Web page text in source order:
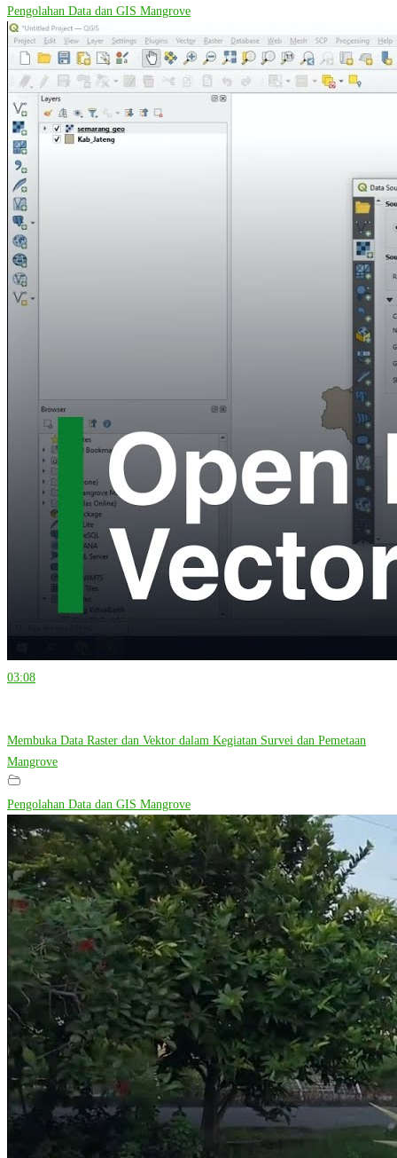
Pengolahan Data dan GIS Mangrove
03:08
Membuka Data Raster dan Vektor dalam Kegiatan Survei dan Pemetaan
Mangrove
Pengolahan Data dan GIS Mangrove